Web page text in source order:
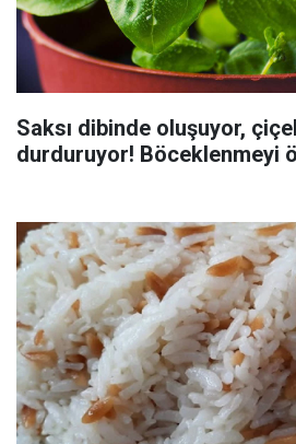
Saksı dibinde oluşuyor,
durduruyor! Böceklenmeyi